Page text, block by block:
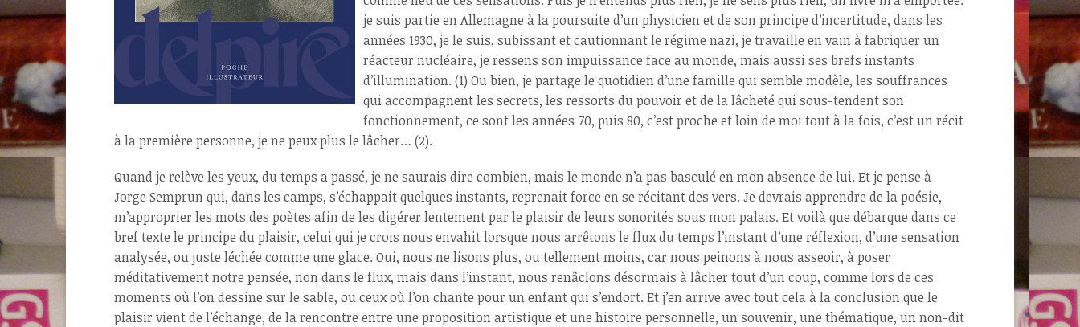
je suis partie en Allemagne à la poursuite d’un physicien et de son principe d’incertitude, dans les
années 1930, je le suis, subissant et cautionnant le régime nazi, je travaille en vain à fabriquer un
réacteur nucléaire, je ressens son impuissance face au monde, mais aussi ses brefs instants
d’illumination. (1) Ou bien, je partage le quotidien d’une famille qui semble modèle, les souffrances
qui accompagnent les secrets, les ressorts du pouvoir et de la lâcheté qui sous-tendent son
fonctionnement, ce sont les années 70, puis 80, c’est proche et loin de moi tout à la fois, c’est un récit
à la première personne, je ne peux plus le lâcher… (2).
Quand je relève les yeux, du temps a passé, je ne saurais dire combien, mais le monde n’a pas basculé en mon absence de lui. Et je pense à
Jorge Semprun qui, dans les camps, s’échappait quelques instants, reprenait force en se récitant des vers. Je devrais apprendre de la poésie,
m’approprier les mots des poètes afin de les digérer lentement par le plaisir de leurs sonorités sous mon palais. Et voilà que débarque dans ce
bref texte le principe du plaisir, celui qui je crois nous envahit lorsque nous arrêtons le flux du temps l’instant d’une réflexion, d’une sensation
analysée, ou juste léchée comme une glace. Oui, nous ne lisons plus, ou tellement moins, car nous peinons à nous asseoir, à poser
méditativement notre pensée, non dans le flux, mais dans l’instant, nous renâclons désormais à lâcher tout d’un coup, comme lors de ces
moments où l’on dessine sur le sable, ou ceux où l’on chante pour un enfant qui s’endort. Et j’en arrive avec tout cela à la conclusion que le
plaisir vient de l’échange, de la rencontre entre une proposition artistique et une histoire personnelle, un souvenir, une thématique, un non-dit